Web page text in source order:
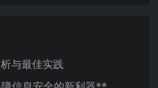
与最佳实践